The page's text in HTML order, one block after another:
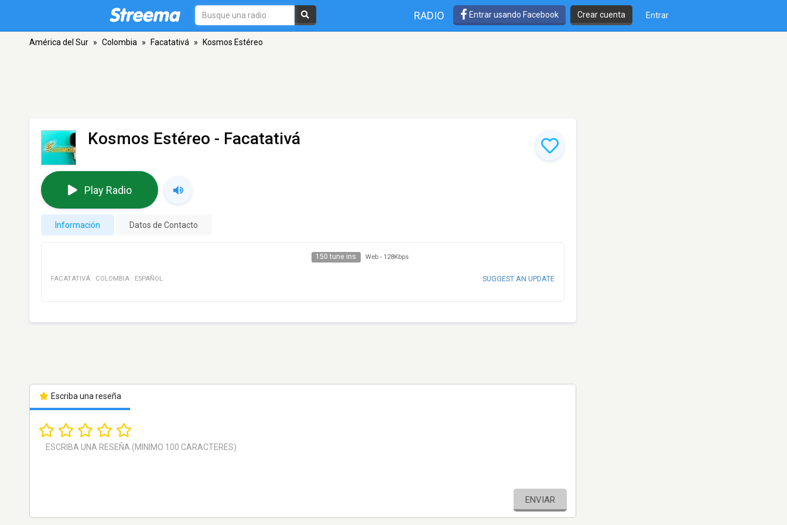
RADIO Entrar usando Facebook Crear cuenta Entrar
América del Sur » Colombia » Facatativá » Kosmos Estéreo
Kosmos Estéreo - Facatativá
Play Radio
Información Datos de Contacto
150 tune ins Web - 128Kbps
FACATATIVÁ · COLOMBIA · ESPAÑOL SUGGEST AN UPDATE
Escriba una reseña
ENVIAR